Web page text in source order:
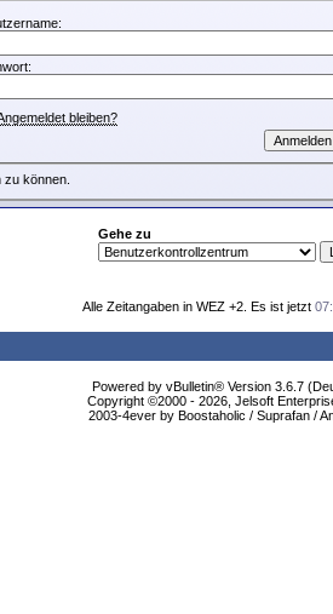
bleiben?
können.
Gehe zu
Alle Zeitangaben in WEZ +2. Es ist jetzt
Powered by vBulletin® Version 3.6.7
Copyright ©2000 - 2026, Jelsoft
2003-4ever by Boostaholic / Suprafan /